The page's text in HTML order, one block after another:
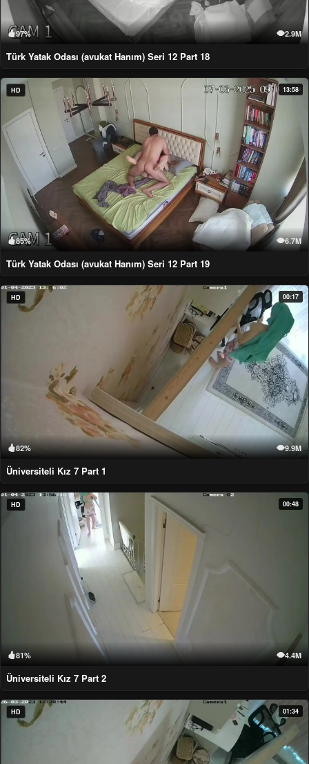
97% 2.9M
Türk Yatak Odası (avukat Hanım) Seri 12 Part 18
HD 13:58
85% 6.7M
Türk Yatak Odası (avukat Hanım) Seri 12 Part 19
HD 00:17
82% 9.9M
Üniversiteli Kız 7 Part 1
HD 00:48
81% 4.4M
Üniversiteli Kız 7 Part 2
HD 01:34